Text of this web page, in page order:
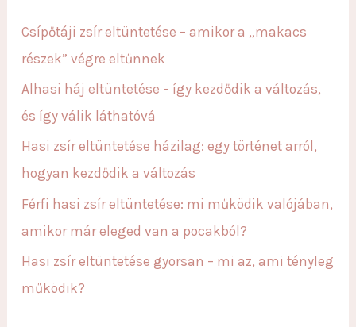
f
o
r
Csípőtáji zsír eltüntetése – amikor a „makacs
részek” végre eltűnnek
Alhasi háj eltüntetése – így kezdődik a változás,
és így válik láthatóvá
Hasi zsír eltüntetése házilag: egy történet arról,
hogyan kezdődik a változás
Férfi hasi zsír eltüntetése: mi működik valójában,
amikor már eleged van a pocakból?
Hasi zsír eltüntetése gyorsan – mi az, ami tényleg
működik?